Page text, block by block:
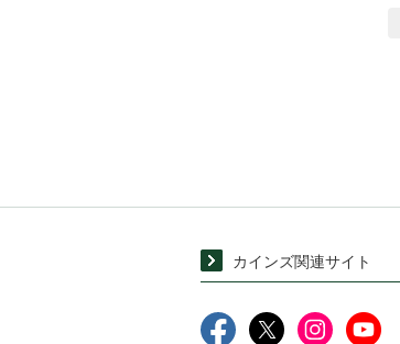
カインズ関連サイト